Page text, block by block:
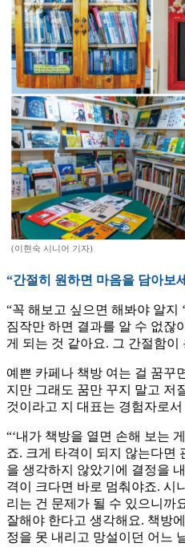
(이현숙 시니어 기자)
“간절히 원하면 마음을 담아보
“꼭 해보고 싶으면 해봐야 알지
짐작만 하면 결과를 알 수 없잖
게 되는 것 같아요. 그 간절함이
예쁜 카페나 책방 여는 걸 꿈꾸
지만 그래도 꿈만 꾸지 말고 저
것이라고 지 대표는 경험자로서
“‘내가 책방을 열면 손해 보는
죠. 크게 타격이 되지 않는다면
을 생각하지 않았기에 결정을
격이 크다면 바로 멈춰야죠. 시
리는 건 문제가 될 수 있으니까
잘해야 한다고 생각해요. 책방
정을 못 내리고 망설이던 어느